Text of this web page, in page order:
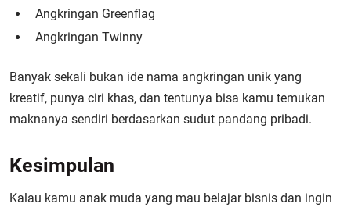
Angkringan Greenflag
Angkringan Twinny
Banyak sekali bukan ide nama angkringan unik yang
kreatif, punya ciri khas, dan tentunya bisa kamu temukan
maknanya sendiri berdasarkan sudut pandang pribadi.
Kesimpulan
Kalau kamu anak muda yang mau belajar bisnis dan ingin